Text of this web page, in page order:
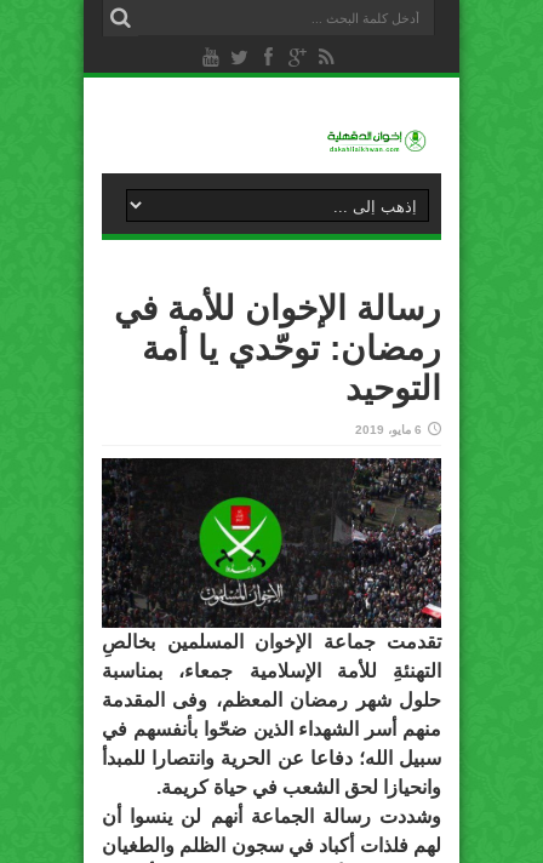
رسالة الإخوان للأمة في
رمضان: توحّدي يا أمة
التوحيد
6 مايو، 2019
تقدمت جماعة الإخوان المسلمين بخالصِ
التهنئةِ للأمة الإسلامية جمعاء، بمناسبة
حلول شهر رمضان المعظم، وفى المقدمة
منهم أسر الشهداء الذين ضحّوا بأنفسهم في
سبيل الله؛ دفاعا عن الحرية وانتصارا للمبدأ
وانحيازا لحق الشعب في حياة كريمة.
وشددت رسالة الجماعة أنهم لن ينسوا أن
لهم فلذات أكباد في سجون الظلم والطغيان